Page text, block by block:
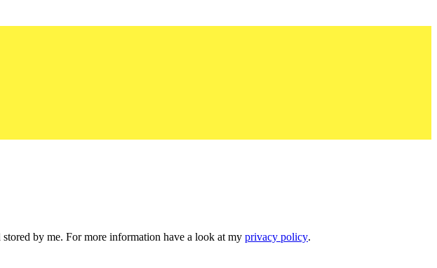
by me. For more information have a look at my privacy policy.